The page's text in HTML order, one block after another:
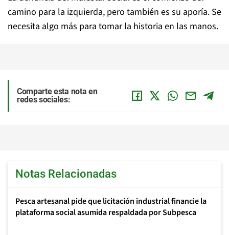
camino para la izquierda, pero también es su aporía. Se
necesita algo más para tomar la historia en las manos.
Comparte esta nota en
redes sociales:
Notas Relacionadas
Pesca artesanal pide que licitación industrial financie la
plataforma social asumida respaldada por Subpesca